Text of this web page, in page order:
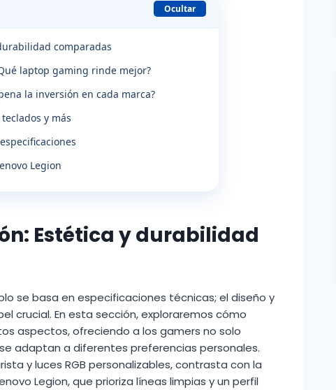
Ocultar
comparadas
laptop gaming rinde mejor?
la inversión en cada marca?
y más
Legion
Estética y durabilidad
se basa en especificaciones técnicas; el diseño y
crucial. En esta sección, exploraremos cómo
aspectos, ofreciendo a los gamers no solo
adaptan a diferentes preferencias personales.
y luces RGB personalizables, contrasta con la
Legion, que prioriza líneas limpias y un perfil